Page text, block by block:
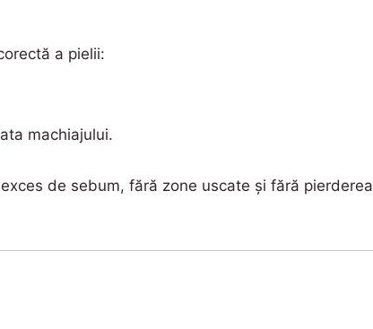
a pielii:
machiajului.
de sebum, fără zone uscate și fără pierderea